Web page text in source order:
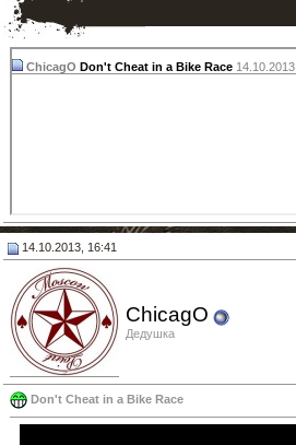
ChicagO Don't Cheat in a Bike Race 14.10.2013,
14.10.2013, 16:41
ChicagO
Дедушка
Don't Cheat in a Bike Race